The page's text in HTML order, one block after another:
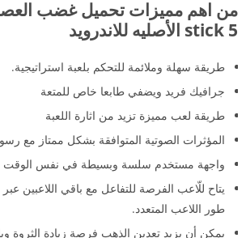
stick 5 الأصليه للاندرويد
طريقة سهلة وملائمة للتحكم بلعبة استراتيجية.
جرافيك فريد ويضفي طابعا خاص للمتعة
طريقة لعب مميزة تزيد من اثارة اللعبة
المؤثرات الصوتية المتوافقة بشكل ممتاز مع
واجهة مستخدم سلسة وبسيطة في نفس الوقت
يتاح للّاعب الفرصة للتفاعل مع باقي اللاعبين
طور اللاعب المتعدد.
يمكن أن يزيد تعدين الذهب فرصة زيادة الثروة